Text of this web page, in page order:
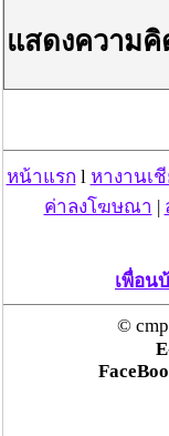
จากการที่ พระอา
อาวาสวัดศรีบุญชู
ขาวสองคนมาบอก
แสดงความ
หน้าแรก l หางานเ
ค่าลงโฆษณา |
เพื่อน
©